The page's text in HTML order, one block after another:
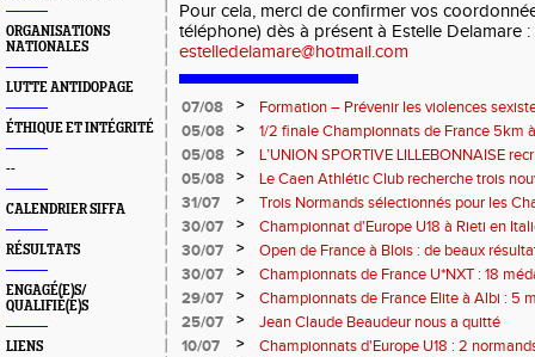
ORGANISATIONS
NATIONALES
LUTTE ANTIDOPAGE
ÉTHIQUE ET INTÉGRITÉ
--
CALENDRIER SIFFA
RÉSULTATS
ENGAGÉ(E)S/
QUALIFIÉ(E)S
LIENS
Pour cela, merci de confirmer vos
téléphone) dès à présent à Estelle Delamare :
estelledelamare@hotmail.com
07/08 >
Formation – Prévenir les violences
: le 26 septembre 2026
05/08 >
1/2 finale Championnats de France 5km
13 septembre 2026 : les informations
05/08 >
L’UNION SPORTIVE LILLEBONNAISE
rentrée 2026
05/08 >
Le Caen Athlétic Club recherche trois
civique à compter de septembre 2026
31/07 >
Trois Normands sélectionnés pour les
Eugene !
30/07 >
Championnat d'Europe U18 à Rieti en
normands
30/07 >
Open de France à Blois : de beaux
30/07
>
Championnats de France U*NXT : 18
29/07
>
Championnats de France Elite à Albi : 5
titres !
25/07 >
Jean Claude Beaudeur nous a quitté
10/07
>
Championnats d'Europe U18 : 2